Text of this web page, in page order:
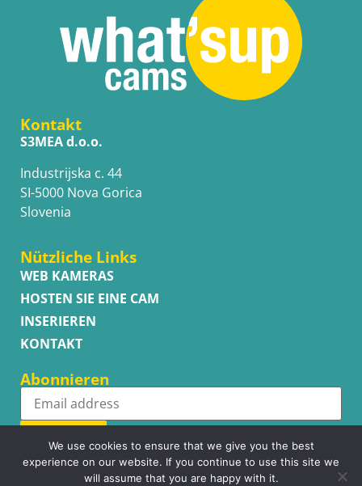
Kontakt
S3MEA d.o.o.
Industrijska c. 44
SI-5000 Nova Gorica
Slovenia
Nützliche Links
WEB KAMERAS
HOSTEN SIE EINE CAM
INSERIEREN
KONTAKT
Abonnieren
Subscribe
We use cookies to ensure that we give you the best
experience on our website. If you continue to use this site we
will assume that you are happy with it.